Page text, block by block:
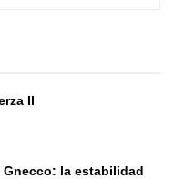
II
la estabilidad